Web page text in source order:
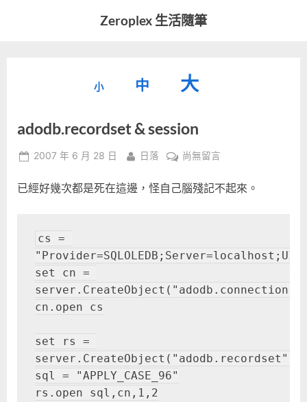
Zeroplex 生活隨筆
發
活
事
小
型
小。
中
重
字
型
大
大
字
型
adodb.recordset & session
Posted
2007 年 6 月 28 日 By
日落
在
&
尚無留言
已經好幾次都是死在這邊，怪自己腦殘記不起來。
cs =
set cn =
server.CreateObject("adodb.connection")
cn.open cs
set rs =
server.CreateObject("adodb.recordset")
sql = "APPLY_CASE_96"
rs.open sql,cn,1,2